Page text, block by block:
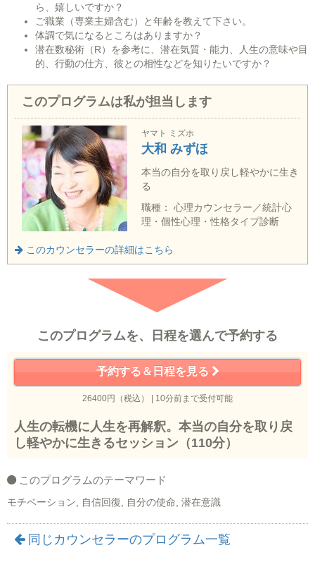
ら、嬉しいですか？
ご職業（専業主婦含む）と年齢を教えて下さい。
体調で気になるところはありますか？
潜在数秘術（R）を参考に、潜在気質・能力、人生の意味や目
的、行動の仕方、彼との相性などを知りたいですか？
このプログラムは私が担当します
ヤマト ミズホ
大和 みずほ
本当の自分を取り戻し軽やかに生き
る
職種： 心理カウンセラー／統計心
理・個性心理・性格タイプ診断
このカウンセラーの詳細はこちら
このプログラムを、日程を選んで予約する
予約する＆日程を見る
26400円（税込） | 10分前まで受付可能
人生の転機に人生を再解釈。本当の自分を取り戻
し軽やかに生きるセッション（110分）
このプログラムのテーマワード
モチベーション, 自信回復, 自分の使命, 潜在意識
同じカウンセラーのプログラム一覧